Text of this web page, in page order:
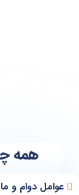
همه
عوامل دوام و